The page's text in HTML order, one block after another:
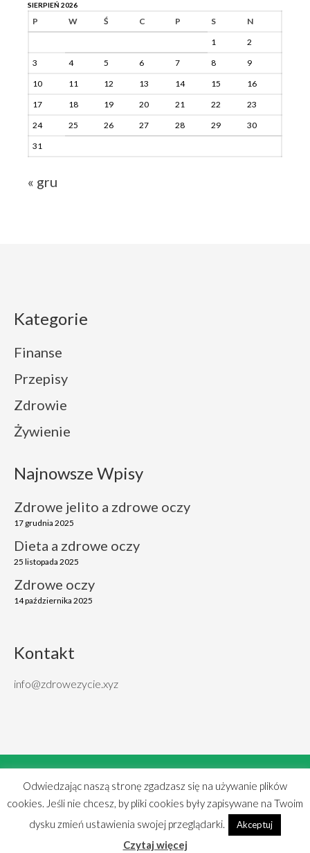
SIERPIEŃ 2026
P W Ś C P S
N
1
2
3
4 5 6 7 8
9
10
11 12 13 14 15
16
17
18 19 20 21 22
23
24
25 26 27 28 29
30
31
« gru
Kategorie
Finanse
Przepisy
Zdrowie
Żywienie
Najnowsze Wpisy
Zdrowe jelito a zdrowe oczy
17 grudnia 2025
Dieta a zdrowe oczy
25 listopada 2025
Zdrowe oczy
14 października 2025
Kontakt
info@zdrowezycie.xyz
Copyright © 2018 Zdrowe życie
Created byTOMP
Odwiedzając naszą stronę zgadzasz się na używanie plików
cookies. Jeśli nie chcesz, by pliki cookies były zapisywane na Twoim
dysku zmień ustawienia swojej przeglądarki.
Akceptuj
Czytaj więcej